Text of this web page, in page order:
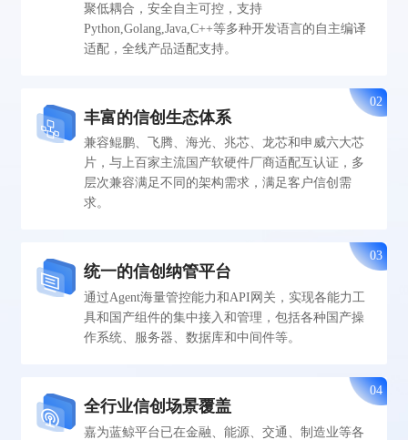
聚低耦合，安全自主可控，支持
Python,Golang,Java,C++等多种开发语言的自主编译
适配，全线产品适配支持。
02
丰富的信创生态体系
兼容鲲鹏、飞腾、海光、兆芯、龙芯和申威六大芯
片，与上百家主流国产软硬件厂商适配互认证，多
层次兼容满足不同的架构需求，满足客户信创需
求。
03
统一的信创纳管平台
通过Agent海量管控能力和API网关，实现各能力工
具和国产组件的集中接入和管理，包括各种国产操
作系统、服务器、数据库和中间件等。
04
全行业信创场景覆盖
嘉为蓝鲸平台已在金融、能源、交通、制造业等各